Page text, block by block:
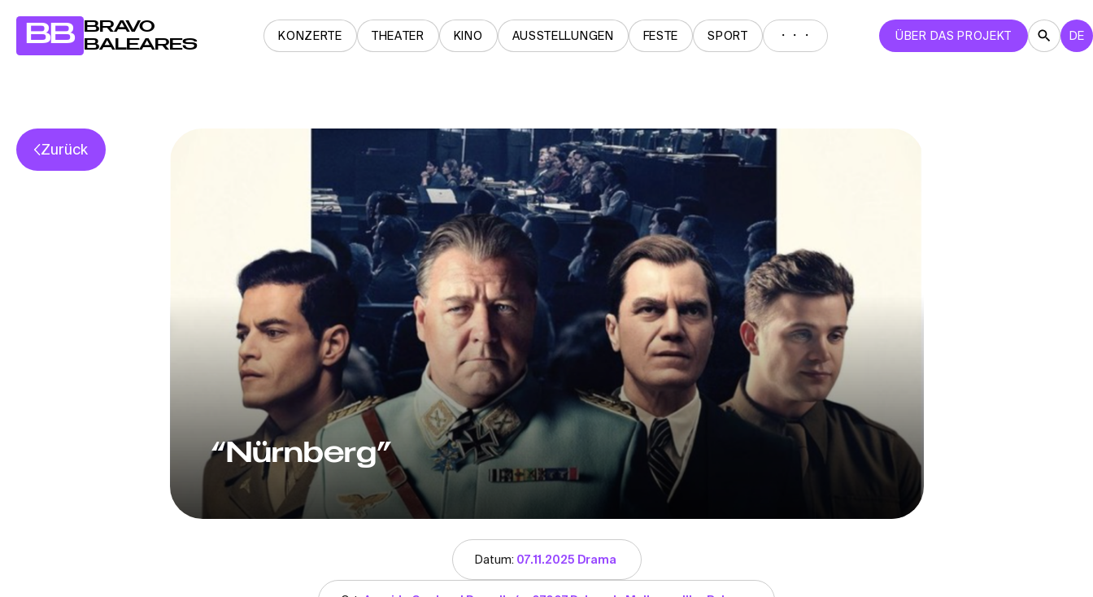
BB
BRAVO
BALEARES
KONZERTE THEATER KINO AUSSTELLUNGEN FESTE SPORT ・・・ ÜBER DAS PROJEKT DE
Zurück
“Nürnberg”
Datum: 07.11.2025 Drama